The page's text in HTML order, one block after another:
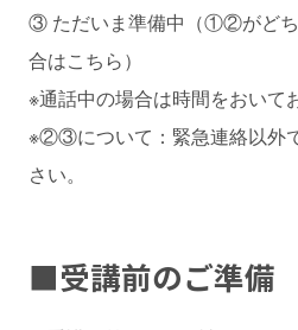
③ ただいま準備中（①②がどち
合はこちら）
※通話中の場合は時間をおいて
※②③について：緊急連絡以外
さい。
■受講前のご準備